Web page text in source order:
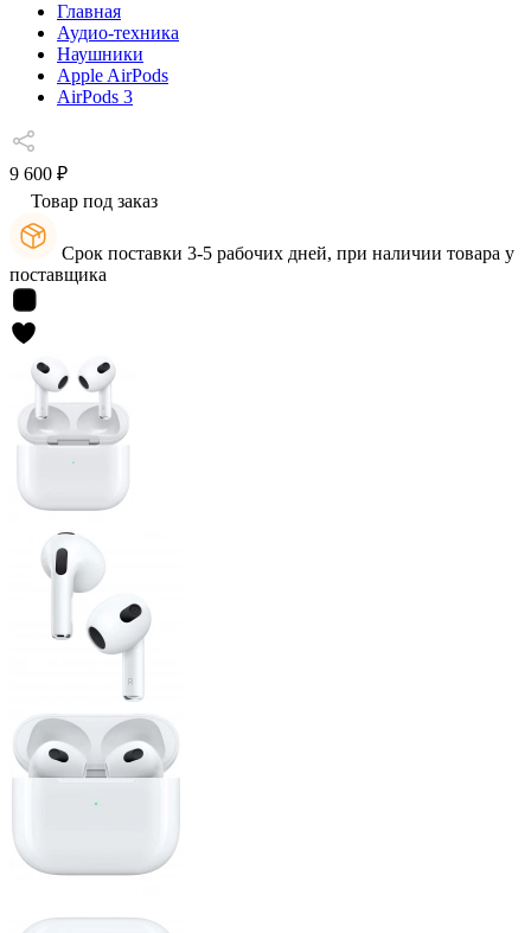
Главная
Аудио-техника
Наушники
Apple AirPods
AirPods 3
9 600 ₽
Товар под заказ
Срок поставки 3-5 рабочих дней, при наличии товара у
поставщика